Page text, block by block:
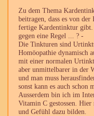
Zu dem Thema
beitragen, dass es von
fertige Kardentinktur
gegen eine Regel ... ? -
Die Tinkturen sind
Homöopathie dynamisch
mit einer normalen
aber unmittelbarer in der
und man muss
sonst kann es auch schon
Ausserdem bin ich im
Vitamin C gestossen. Hier
und Gefühl dazu bilden.